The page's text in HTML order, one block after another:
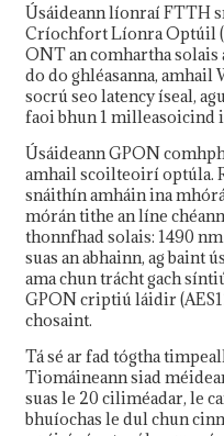
Úsáideann líonraí FTTH
Críochfort Líonra Optúil
ONT an comhartha
do do ghléasanna,
socrú seo latency íseal,
faoi bhun 1 milleasoicind
Úsáideann GPON
amhail scoilteoirí optúla.
snáithín amháin ina
mórán tithe an líne
thonnfhad solais: 1490
suas an abhainn, ag baint
ama chun trácht gach
GPON criptiú láidir
chosaint.
Tá sé ar fad tógtha
Tiomáineann siad
suas le 20 ciliméadar, le
bhuíochas le dul chun